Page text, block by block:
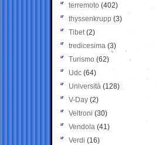
terremoto (402)
thyssenkrupp (3)
Tibet(2)
tredicesima (3)
Turismo (62)
Udc (64)
Università (128)
V-Day (2)
Veltroni (30)
Vendola (41)
Verdi (16)